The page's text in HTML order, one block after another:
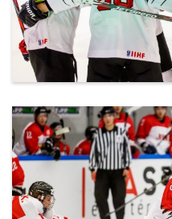
ml_191212_150.jpg